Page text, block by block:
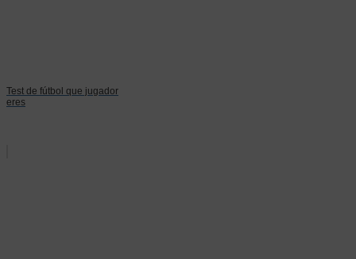
Test de fútbol que jugador
eres